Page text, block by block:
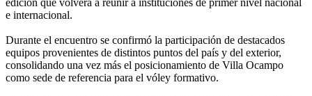
edición que volverá a reunir a instituciones de primer nivel nacional
e internacional.
Durante el encuentro se confirmó la participación de destacados
equipos provenientes de distintos puntos del país y del exterior,
consolidando una vez más el posicionamiento de Villa Ocampo
como sede de referencia para el vóley formativo.